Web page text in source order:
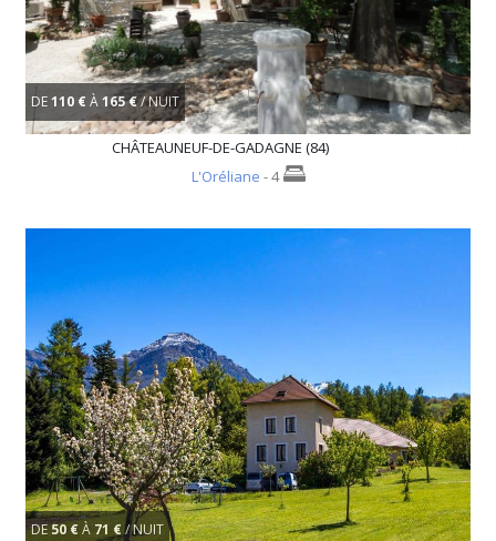
DE110 € À165 €/ NUIT
CHÂTEAUNEUF-DE-GADAGNE (84)
L'Oréliane - 4
DE50 €À 71 €/ NUIT